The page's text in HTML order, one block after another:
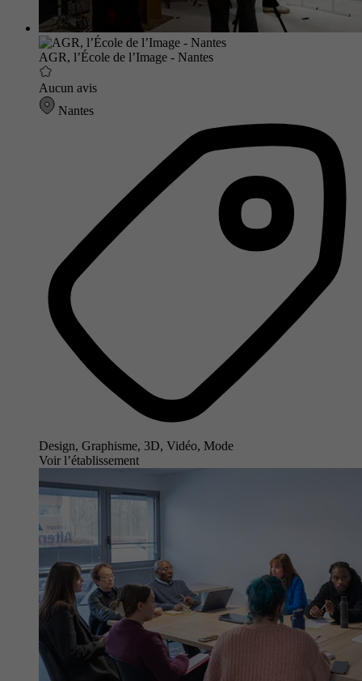
AGR, l’École de l’Image - Nantes
Aucun avis
Nantes
Design, Graphisme, 3D, Vidéo, Mode
Voir l’établissement